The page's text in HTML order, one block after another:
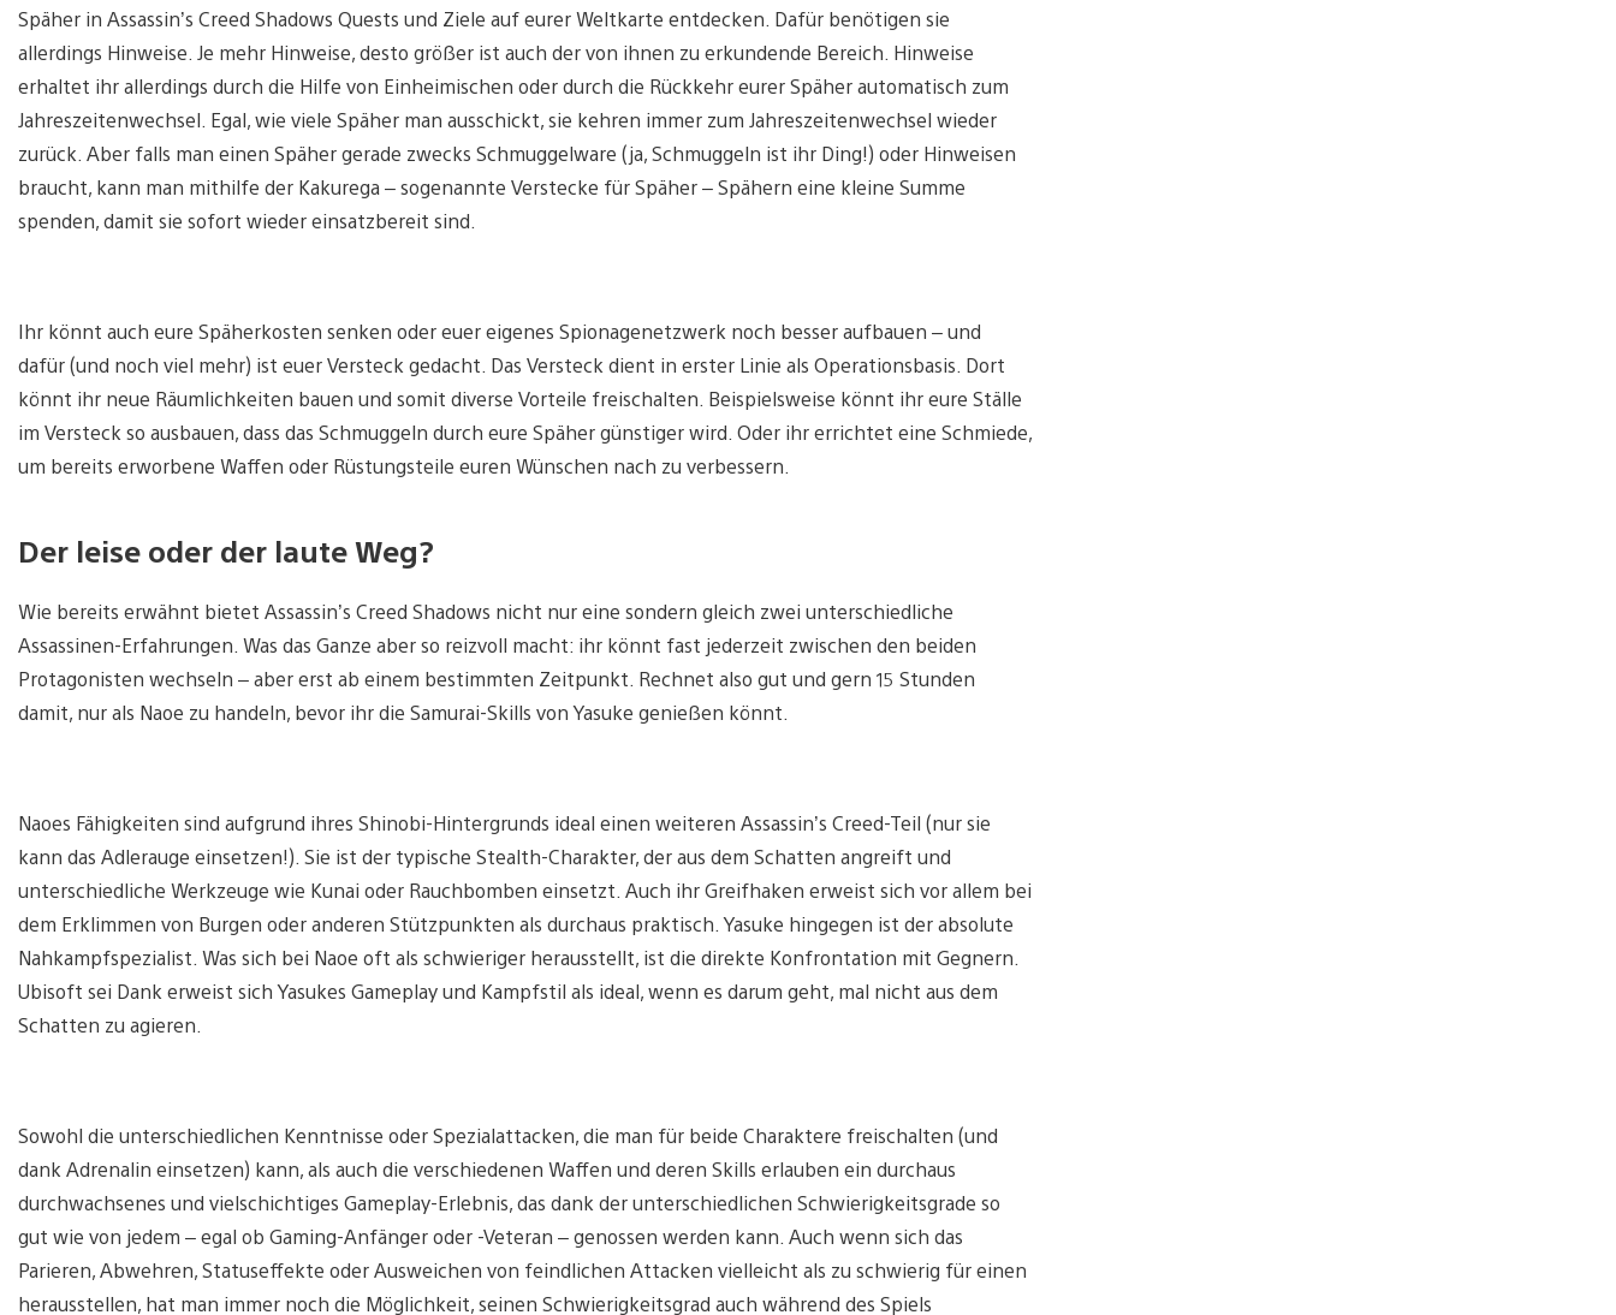
Späher in Assassin’s Creed Shadows Quests und Ziele auf eurer Weltkarte entdecken. Dafür benötigen sie
allerdings Hinweise. Je mehr Hinweise, desto größer ist auch der von ihnen zu erkundende Bereich. Hinweise
erhaltet ihr allerdings durch die Hilfe von Einheimischen oder durch die Rückkehr eurer Späher automatisch zum
Jahreszeitenwechsel. Egal, wie viele Späher man ausschickt, sie kehren immer zum Jahreszeitenwechsel wieder
zurück. Aber falls man einen Späher gerade zwecks Schmuggelware (ja, Schmuggeln ist ihr Ding!) oder Hinweisen
braucht, kann man mithilfe der Kakurega – sogenannte Verstecke für Späher – Spähern eine kleine Summe
spenden, damit sie sofort wieder einsatzbereit sind.
Ihr könnt auch eure Späherkosten senken oder euer eigenes Spionagenetzwerk noch besser aufbauen – und
dafür (und noch viel mehr) ist euer Versteck gedacht. Das Versteck dient in erster Linie als Operationsbasis. Dort
könnt ihr neue Räumlichkeiten bauen und somit diverse Vorteile freischalten. Beispielsweise könnt ihr eure Ställe
im Versteck so ausbauen, dass das Schmuggeln durch eure Späher günstiger wird. Oder ihr errichtet eine Schmiede,
um bereits erworbene Waffen oder Rüstungsteile euren Wünschen nach zu verbessern.
Der leise oder der laute Weg?
Wie bereits erwähnt bietet Assassin’s Creed Shadows nicht nur eine sondern gleich zwei unterschiedliche
Assassinen-Erfahrungen. Was das Ganze aber so reizvoll macht: ihr könnt fast jederzeit zwischen den beiden
Protagonisten wechseln – aber erst ab einem bestimmten Zeitpunkt. Rechnet also gut und gern 15 Stunden
damit, nur als Naoe zu handeln, bevor ihr die Samurai-Skills von Yasuke genießen könnt.
Naoes Fähigkeiten sind aufgrund ihres Shinobi-Hintergrunds ideal einen weiteren Assassin’s Creed-Teil (nur sie
kann das Adlerauge einsetzen!). Sie ist der typische Stealth-Charakter, der aus dem Schatten angreift und
unterschiedliche Werkzeuge wie Kunai oder Rauchbomben einsetzt. Auch ihr Greifhaken erweist sich vor allem bei
dem Erklimmen von Burgen oder anderen Stützpunkten als durchaus praktisch. Yasuke hingegen ist der absolute
Nahkampfspezialist. Was sich bei Naoe oft als schwieriger herausstellt, ist die direkte Konfrontation mit Gegnern.
Ubisoft sei Dank erweist sich Yasukes Gameplay und Kampfstil als ideal, wenn es darum geht, mal nicht aus dem
Schatten zu agieren.
Sowohl die unterschiedlichen Kenntnisse oder Spezialattacken, die man für beide Charaktere freischalten (und
dank Adrenalin einsetzen) kann, als auch die verschiedenen Waffen und deren Skills erlauben ein durchaus
durchwachsenes und vielschichtiges Gameplay-Erlebnis, das dank der unterschiedlichen Schwierigkeitsgrade so
gut wie von jedem – egal ob Gaming-Anfänger oder -Veteran – genossen werden kann. Auch wenn sich das
Parieren, Abwehren, Statuseffekte oder Ausweichen von feindlichen Attacken vielleicht als zu schwierig für einen
herausstellen, hat man immer noch die Möglichkeit, seinen Schwierigkeitsgrad auch während des Spiels